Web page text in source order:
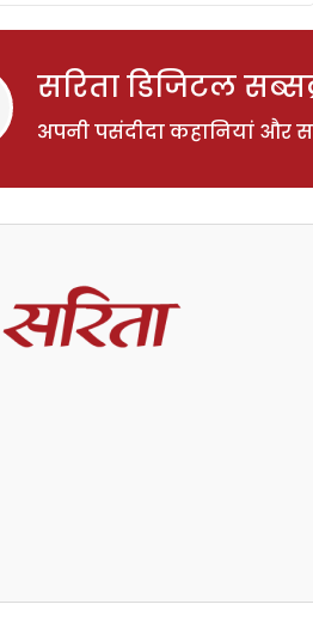
सरिता डिजिटल
अपनी पसंदीदा कहानियां और